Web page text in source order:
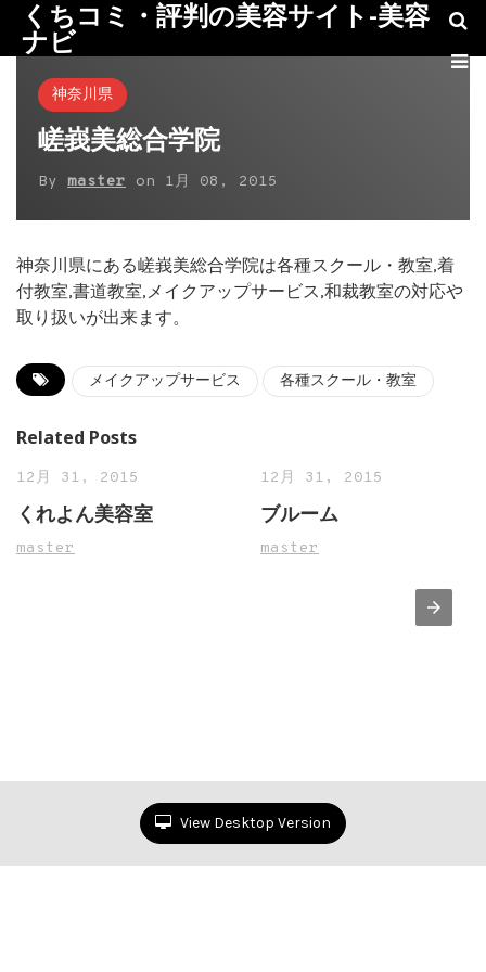
くちコミ・評判の美容サイト-美容
ナビ
神奈川県
嵯峩美総合学院
By master on 1月 08, 2015
神奈川県にある嵯峩美総合学院は各種スクール・教室,着
付教室,書道教室,メイクアップサービス,和裁教室の対応や
取り扱いが出来ます。
メイクアップサービス 各種スクール・教室
Related Posts
12月 31, 2015
くれよん美容室
master
12月 31, 2015
ブルーム
master
View Desktop Version